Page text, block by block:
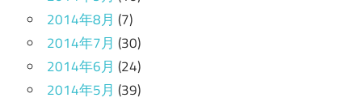
2014年8月 (7)
2014年7月 (30)
2014年6月 (24)
2014年5月 (39)